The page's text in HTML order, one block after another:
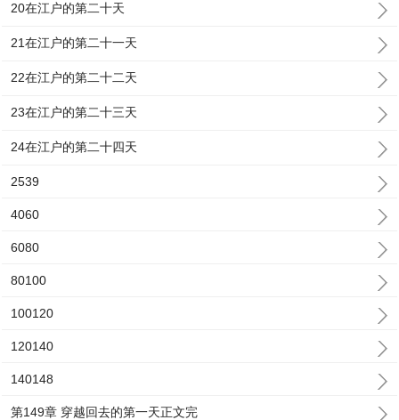
20在江户的第二十天
21在江户的第二十一天
22在江户的第二十二天
23在江户的第二十三天
24在江户的第二十四天
2539
4060
6080
80100
100120
120140
140148
第149章 穿越回去的第一天正文完